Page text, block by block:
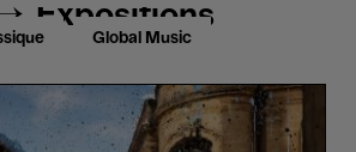
Global Music
Expositions